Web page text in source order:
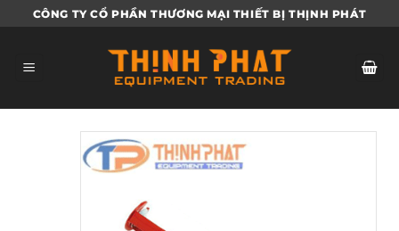
qua
dung
CÔNG TY CỔ PHẦN THƯƠNG MẠI THIẾT BỊ THỊNH PHÁT